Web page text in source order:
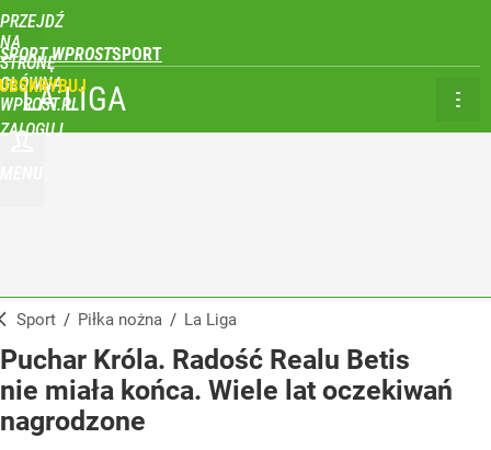
PRZEJDŹ
NA
STRONĘ
GŁÓWNĄ
WPROST.PL
SPORT WPROST
ZALOGUJ
LA LIGA
Sport / Piłka nożna / La Liga
Puchar Króla. Radość Realu Betis
nie miała końca. Wiele lat oczekiwań
nagrodzone